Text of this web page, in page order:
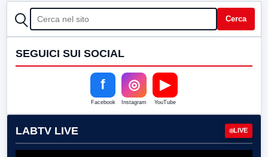
CERCA Cerca
SEGUICI SUI SOCIAL
f
Facebook
◎
Instagram
▶
YouTube
LABTV LIVE LIVE